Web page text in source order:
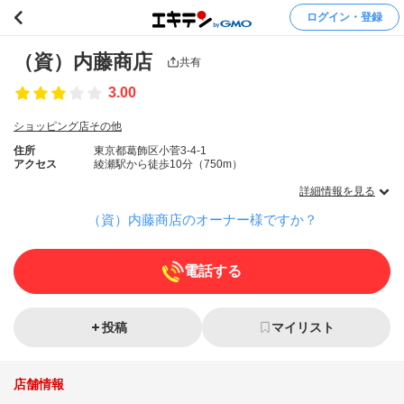
ログイン・登録
（資）内藤商店 共有
3.00
ショッピング店その他
住所
東京都葛飾区小菅3-4-1
アクセス
綾瀬駅から徒歩10分（750m）
詳細情報を見る
（資）内藤商店のオーナー様ですか？
電話する
投稿 マイリスト
店舗情報